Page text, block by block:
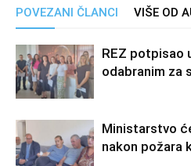
POVEZANI ČLANCI VIŠE OD
REZ potpisao
odabranim za
Ministarstvo
nakon požara